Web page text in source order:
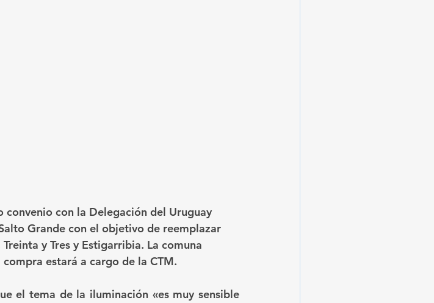
convenio con la Delegación del Uruguay
Grande con el objetivo de reemplazar
y Tres y Estigarribia. La comuna
estará a cargo de la CTM.
el tema de la iluminación «es muy sensible